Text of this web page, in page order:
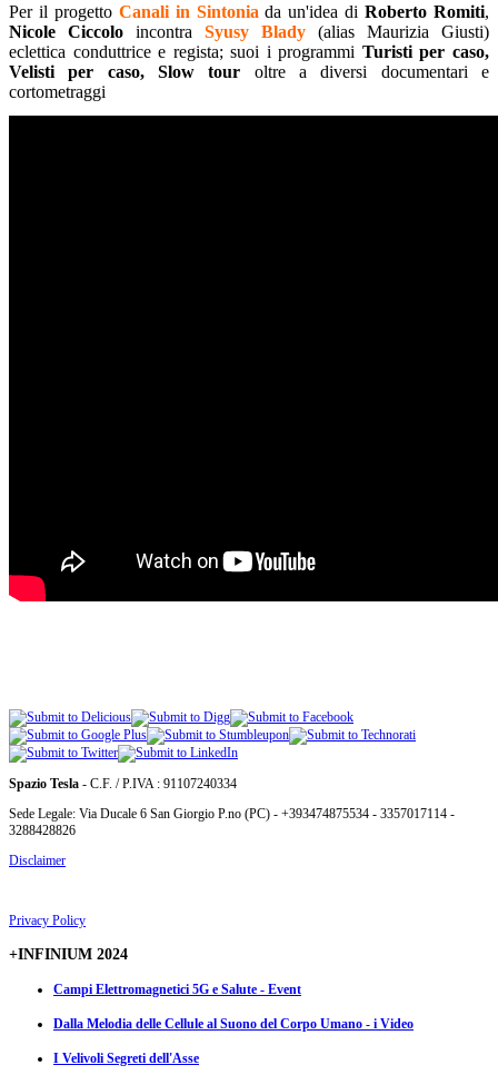
Per il progetto Canali in Sintonia da un'idea diRoberto Romiti,
Nicole Ciccolo incontra Syusy Blady (alias Maurizia Giusti)
eclettica conduttrice e regista; suoi i programmi Turisti per caso,
Velisti per caso, Slow tour oltre a diversi documentari e
cortometraggi
Spazio Tesla - C.F. / P.IVA : 91107240334
Sede Legale: Via Ducale 6 San Giorgio P.no (PC) - +393474875534 - 3357017114 -
3288428826
Disclaimer
Privacy Policy
+INFINIUM 2024
Campi Elettromagnetici 5G e Salute - Event
Dalla Melodia delle Cellule al Suono del Corpo Umano - i Video
I Velivoli Segreti dell'Asse